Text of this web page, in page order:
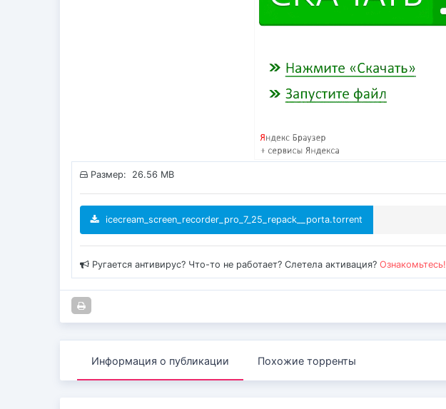
Размер: 26.56 MB
icecream_screen_recorder_pro_7_25_repack__porta.torrent
Ругается антивирус? Что-то не работает? Слетела активация?Ознакомьтесь!
Информация о публикации Похожие торренты